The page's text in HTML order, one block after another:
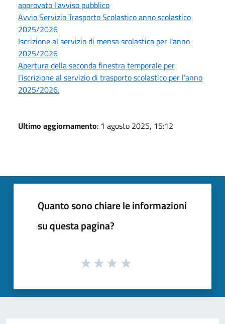
approvato l'avviso pubblico
Avvio Servizio Trasporto Scolastico anno scolastico
2025/2026
Iscrizione al servizio di mensa scolastica per l'anno
2025/2026
Apertura della seconda finestra temporale per
l’iscrizione al servizio di trasporto scolastico per l’anno
2025/2026.
Ultimo aggiornamento: 1 agosto 2025, 15:12
Quanto sono chiare le informazioni
su questa pagina?